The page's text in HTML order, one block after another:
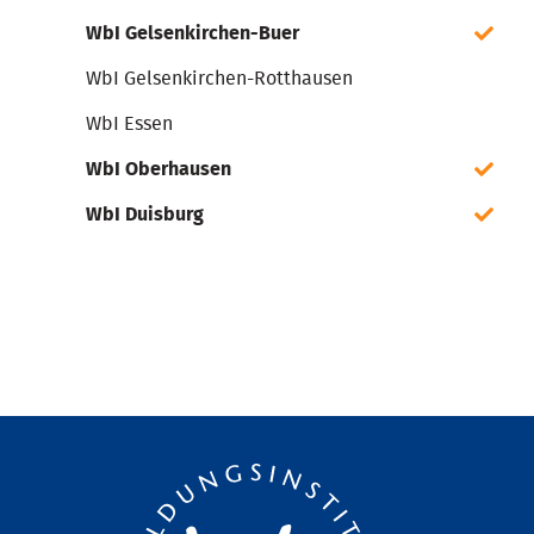
WbI Gelsenkirchen-Buer
WbI Gelsenkirchen-Rotthausen
WbI Essen
WbI Oberhausen
WbI Duisburg